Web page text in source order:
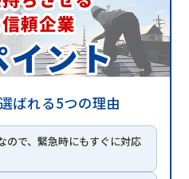
ばれる5つの理由
ので、緊急時にもすぐに対応